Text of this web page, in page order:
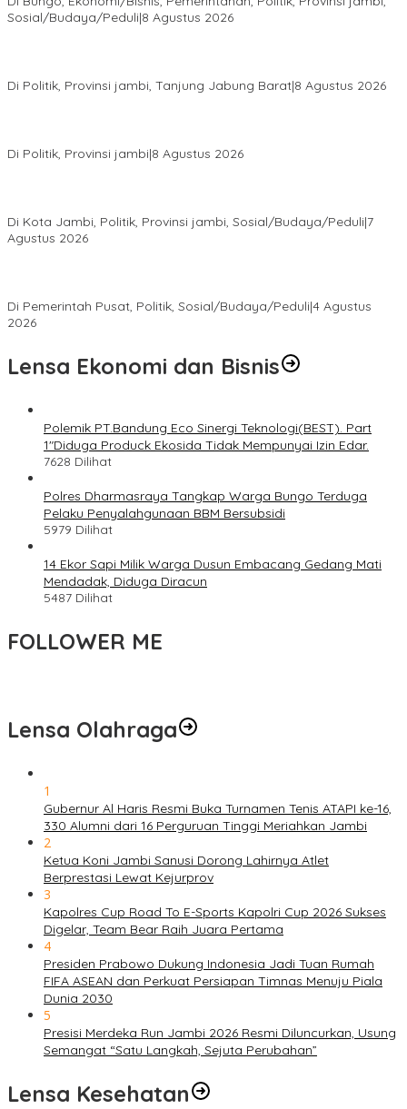
Sosial/Budaya/Peduli|8 Agustus 2026
Di Politik, Provinsi jambi, Tanjung Jabung Barat|8 Agustus 2026
Di Politik, Provinsi jambi|8 Agustus 2026
Di Kota Jambi, Politik, Provinsi jambi, Sosial/Budaya/Peduli|7
Agustus 2026
Di Pemerintah Pusat, Politik, Sosial/Budaya/Peduli|4 Agustus
2026
Lensa Ekonomi dan Bisnis
Polemik PT.Bandung Eco Sinergi Teknologi(BEST). Part
1″Diduga Produck Ekosida Tidak Mempunyai Izin Edar.
7628 Dilihat
Polres Dharmasraya Tangkap Warga Bungo Terduga
Pelaku Penyalahgunaan BBM Bersubsidi
5979 Dilihat
14 Ekor Sapi Milik Warga Dusun Embacang Gedang Mati
Mendadak, Diduga Diracun
5487 Dilihat
FOLLOWER ME
Lensa Olahraga
1
Gubernur Al Haris Resmi Buka Turnamen Tenis ATAPI ke-16,
330 Alumni dari 16 Perguruan Tinggi Meriahkan Jambi
2
Ketua Koni Jambi Sanusi Dorong Lahirnya Atlet
Berprestasi Lewat Kejurprov
3
Kapolres Cup Road To E-Sports Kapolri Cup 2026 Sukses
Digelar, Team Bear Raih Juara Pertama
4
Presiden Prabowo Dukung Indonesia Jadi Tuan Rumah
FIFA ASEAN dan Perkuat Persiapan Timnas Menuju Piala
Dunia 2030
5
Presisi Merdeka Run Jambi 2026 Resmi Diluncurkan, Usung
Semangat “Satu Langkah, Sejuta Perubahan”
Lensa Kesehatan